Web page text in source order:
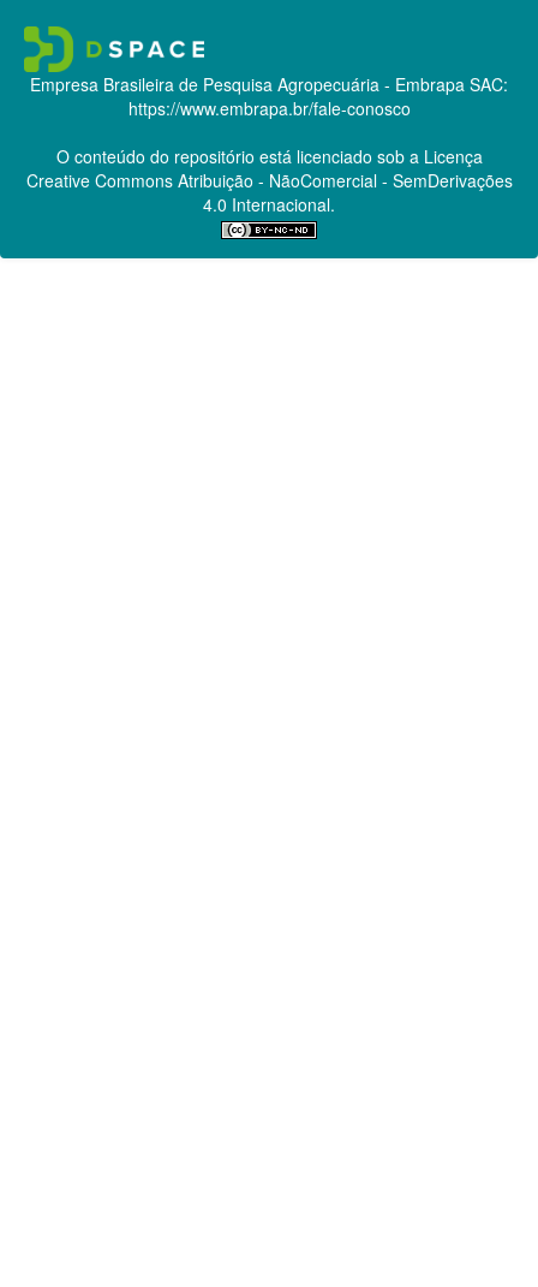
Empresa Brasileira de Pesquisa Agropecuária - Embrapa SAC:
https://www.embrapa.br/fale-conosco
O conteúdo do repositório está licenciado sob a Licença
Creative CommonsAtribuição - NãoComercial - SemDerivações
4.0 Internacional.